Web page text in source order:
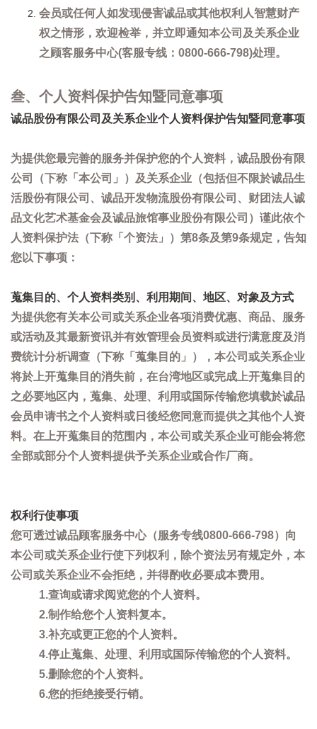
会员或任何人如发现侵害诚品或其他权利人智慧财产
权之情形，欢迎检举，并立即通知本公司及关系企业
之顾客服务中心(客服专线：0800-666-798)处理。
叁、个人资料保护告知暨同意事项
诚品股份有限公司及关系企业个人资料保护告知暨同意事项
为提供您最完善的服务并保护您的个人资料，诚品股份有限
公司（下称「本公司」）及关系企业（包括但不限於诚品生
活股份有限公司、诚品开发物流股份有限公司、财团法人诚
品文化艺术基金会及诚品旅馆事业股份有限公司）谨此依个
人资料保护法（下称「个资法」）第8条及第9条规定，告知
您以下事项：
蒐集目的、个人资料类别、利用期间、地区、对象及方式
为提供您有关本公司或关系企业各项消费优惠、商品、服务
或活动及其最新资讯并有效管理会员资料或进行满意度及消
费统计分析调查（下称「蒐集目的」），本公司或关系企业
将於上开蒐集目的消失前，在台湾地区或完成上开蒐集目的
之必要地区内，蒐集、处理、利用或国际传输您填载於诚品
会员申请书之个人资料或日後经您同意而提供之其他个人资
料。在上开蒐集目的范围内，本公司或关系企业可能会将您
全部或部分个人资料提供予关系企业或合作厂商。
权利行使事项
您可透过诚品顾客服务中心（服务专线0800-666-798）向
本公司或关系企业行使下列权利，除个资法另有规定外，本
公司或关系企业不会拒绝，并得酌收必要成本费用。
1.查询或请求阅览您的个人资料。
2.制作给您个人资料复本。
3.补充或更正您的个人资料。
4.停止蒐集、处理、利用或国际传输您的个人资料。
5.删除您的个人资料。
6.您的拒绝接受行销。